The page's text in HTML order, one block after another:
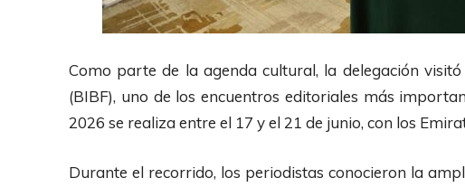
Como parte de la agenda cultural, la delegación
(BIBF), uno de los encuentros editoriales más
2026 se realiza entre el 17 y el 21 de junio, con los
Durante el recorrido, los periodistas conocieron la